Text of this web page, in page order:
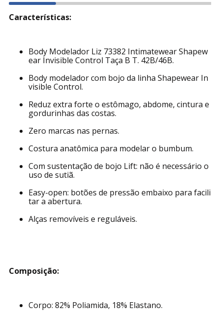
Características:
Body Modelador Liz 73382 Intimatewear Shapew
ear Invisible Control Taça B T. 42B/46B.
Body modelador com bojo da linha Shapewear In
visible Control.
Reduz extra forte o estômago, abdome, cintura e
gordurinhas das costas.
Zero marcas nas pernas.
Costura anatômica para modelar o bumbum.
Com sustentação de bojo Lift: não é necessário o
uso de sutiã.
Easy-open: botões de pressão embaixo para facili
tar a abertura.
Alças removíveis e reguláveis.
Composição:
Corpo: 82% Poliamida, 18% Elastano.